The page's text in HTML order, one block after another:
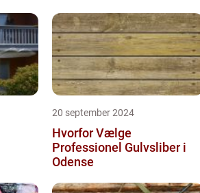
20 september 2024
Hvorfor Vælge
Professionel Gulvsliber i
Odense